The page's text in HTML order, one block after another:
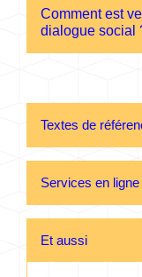
Comment est
dialogue social
Textes de
Services en
Et aussi